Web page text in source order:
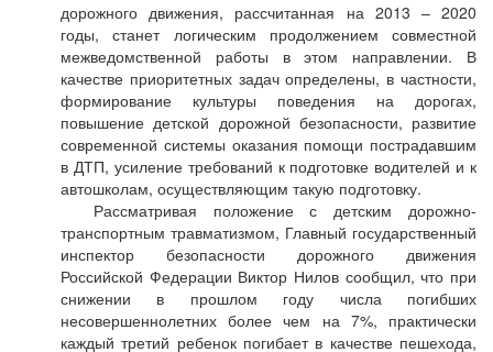
дорожного движения, рассчитанная на 2013 – 2020
годы, станет логическим продолжением совместной
межведомственной работы в этом направлении. В
качестве приоритетных задач определены, в частности,
формирование культуры поведения на дорогах,
повышение детской дорожной безопасности, развитие
современной системы оказания помощи пострадавшим
в ДТП, усиление требований к подготовке водителей и к
автошколам, осуществляющим такую подготовку.
Рассматривая положение с детским дорожно-
транспортным травматизмом, Главный государственный
инспектор безопасности дорожного движения
Российской Федерации Виктор Нилов сообщил, что при
снижении в прошлом году числа погибших
несовершеннолетних более чем на 7%, практически
каждый третий ребенок погибает в качестве пешехода,